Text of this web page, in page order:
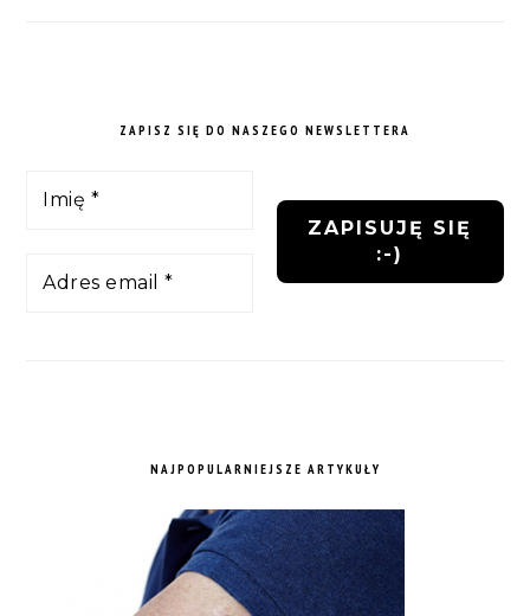
ZAPISZ SIĘ DO NASZEGO NEWSLETTERA
NAJPOPULARNIEJSZE ARTYKUŁY